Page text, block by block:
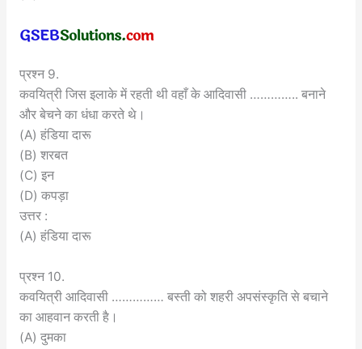
प्रश्न 9.
कवयित्री जिस इलाके में रहती थी वहाँ के आदिवासी ………….. बनाने
और बेचने का धंधा करते थे।
(A) हंडिया दारू
(B) शरबत
(C) इन
(D) कपड़ा
उत्तर :
(A) हंडिया दारू
प्रश्न 10.
कवयित्री आदिवासी …………… बस्ती को शहरी अपसंस्कृति से बचाने
का आहवान करती है।
(A) दुमका